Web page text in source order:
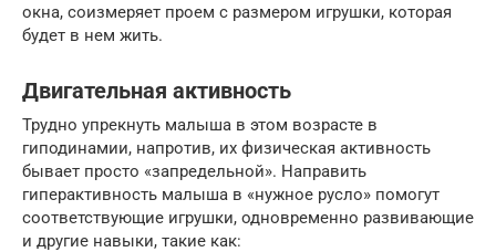
окна, соизмеряет проем с размером игрушки, которая
будет в нем жить.
Двигательная активность
Трудно упрекнуть малыша в этом возрасте в
гиподинамии, напротив, их физическая активность
бывает просто «запредельной». Направить
гиперактивность малыша в «нужное русло» помогут
соответствующие игрушки, одновременно развивающие
и другие навыки, такие как: